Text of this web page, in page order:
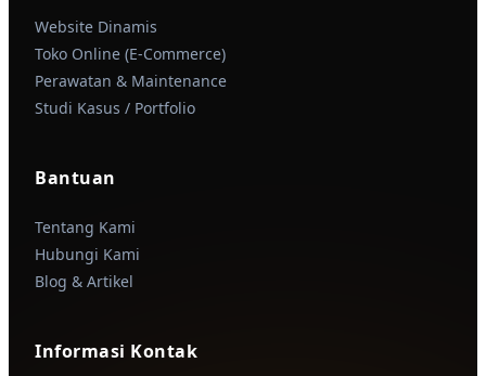
Website Dinamis
Toko Online (E-Commerce)
Perawatan & Maintenance
Studi Kasus / Portfolio
Bantuan
Tentang Kami
Hubungi Kami
Blog & Artikel
Informasi Kontak